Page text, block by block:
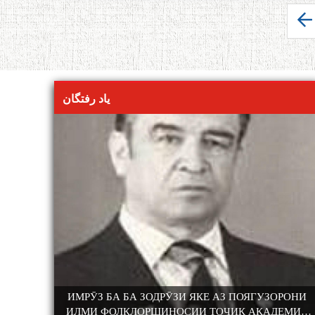
صفحه‌ها
یاد رفتگان
ИМРӮЗ БА БА ЗОДРӮЗИ ЯКЕ АЗ ПОЯГУЗОРОНИ
ИЛМИ ФОЛКЛОРШИНОСИИ ТОҶИК АКАДЕМИК